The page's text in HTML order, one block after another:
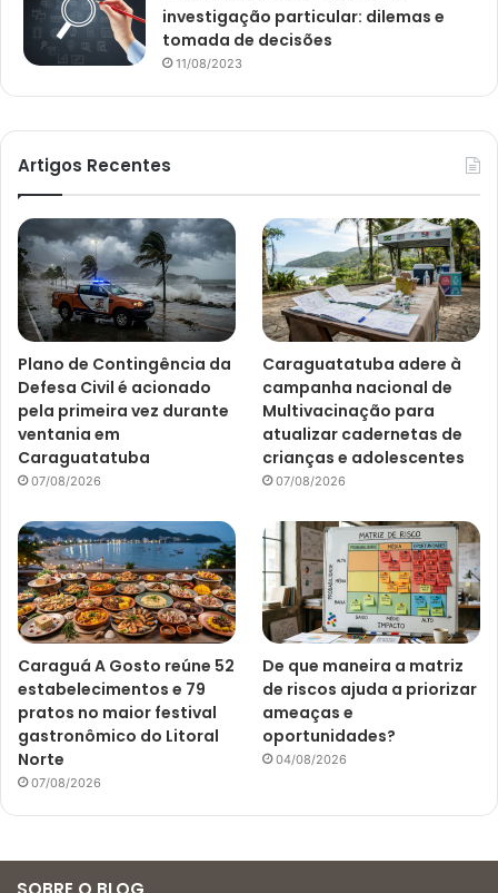
investigação particular: dilemas e
tomada de decisões
11/08/2023
Artigos Recentes
Plano de Contingência da
Defesa Civil é acionado
pela primeira vez durante
ventania em
Caraguatatuba
07/08/2026
Caraguatatuba adere à
campanha nacional de
Multivacinação para
atualizar cadernetas de
crianças e adolescentes
07/08/2026
Caraguá A Gosto reúne 52
estabelecimentos e 79
pratos no maior festival
gastronômico do Litoral
Norte
07/08/2026
De que maneira a matriz
de riscos ajuda a priorizar
ameaças e
oportunidades?
04/08/2026